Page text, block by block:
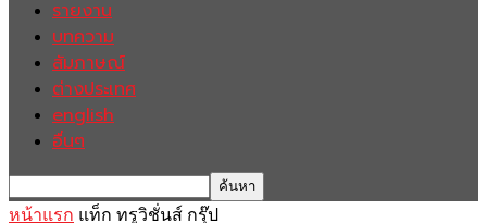
รายงาน
บทความ
สัมภาษณ์
ต่างประเทศ
english
อื่นๆ
หน้าแรก แท็ก ทรูวิชั่นส์ กรุ๊ป